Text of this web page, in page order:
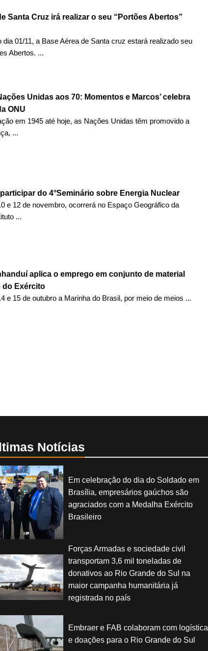
Santa Cruz irá realizar o seu “Portões Abertos”
dia 01/11, a Base Aérea de Santa cruz estará realizado seu
Abertos. ...
Unidas aos 70: Momentos e Marcos’ celebra
ONU
em 1945 até hoje, as Nações Unidas têm promovido a
...
do 4°Seminário sobre Energia Nuclear
e 12 de novembro, ocorrerá no Espaço Geográfico da
...
aplica o emprego em conjunto de material
do Exército
e 15 de outubro a Marinha do Brasil, por meio de meios ...
Notícias
Em celebração do dia do Soldado em
Brasília, empresários gaúchos são
agraciados com a Medalha Exército
Brasileiro
Forças Armadas e sociedade civil
transportam 3,6 mil toneladas de
donativos ao Rio Grande do Sul na
maior campanha humanitária já
registrada no país
Embraer e FAB colaboram com logística
e doações para o Rio Grande do Sul